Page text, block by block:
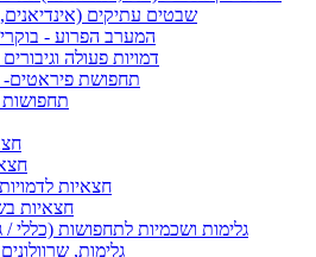
שבטים עתיקים (אינדיאנים,
המערב הפרוע -
דמויות פעולה
תחפושת פיראטים-
תחפושות
חצאיות
חצאיות
גלימות ושכמיות לתחפושות (כללי /
גלימות,